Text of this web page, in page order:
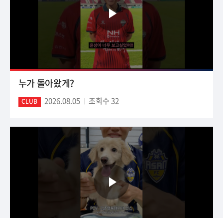
누가 돌아왔게?
CLUB 2026.08.05 조회수 32